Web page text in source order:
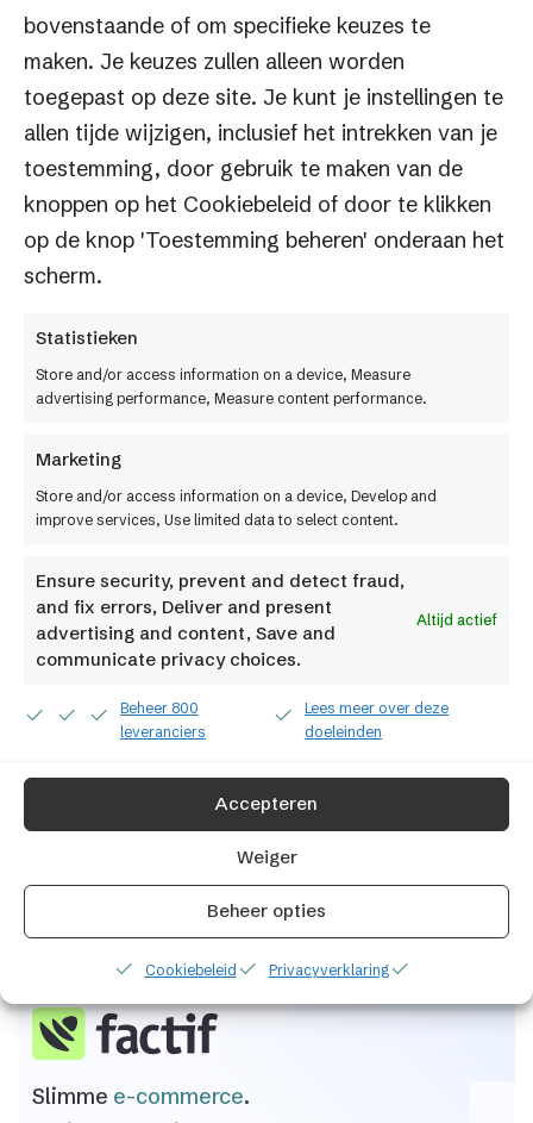
bovenstaande of om specifieke keuzes te
maken. Je keuzes zullen alleen worden
toegepast op deze site. Je kunt je instellingen te
allen tijde wijzigen, inclusief het intrekken van je
toestemming, door gebruik te maken van de
knoppen op het Cookiebeleid of door te klikken
op de knop 'Toestemming beheren' onderaan het
scherm.
Statistieken
Store and/or access information on a device, Measure
advertising performance, Measure content performance.
Marketing
Store and/or access information on a device, Develop and
improve services, Use limited data to select content.
Ensure security, prevent and detect fraud,
and fix errors, Deliver and present
advertising and content, Save and
communicate privacy choices.
Altijd actief
Beheer 800
leveranciers
Lees meer over deze
doeleinden
Accepteren
Weiger
Beheer opties
Cookiebeleid Privacyverklaring
Korting: maak een keuze
Sale: ja/nee schuifje.
Landingspagina –Hoofdbanner
Bestand: Koppel hier het bestand aan
Toon (met het schuifje wel/niet tonen)
Toon geen vooraard (met het schuifje wel/niet
Redirect:
Controle Cyclus: Maak hier een keuze
toe die onder het product overzicht wordt
weergegeven, onderaan de landingspagina.
Korte tekst: Voeg hier de korte on page copy
te staan en maak deze naar wens op, met
Slimme e-commerce.